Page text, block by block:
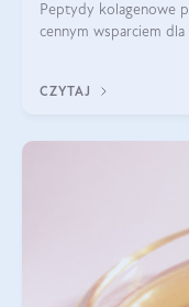
Peptydy kolagenowe
cennym wsparciem
CZYTAJ